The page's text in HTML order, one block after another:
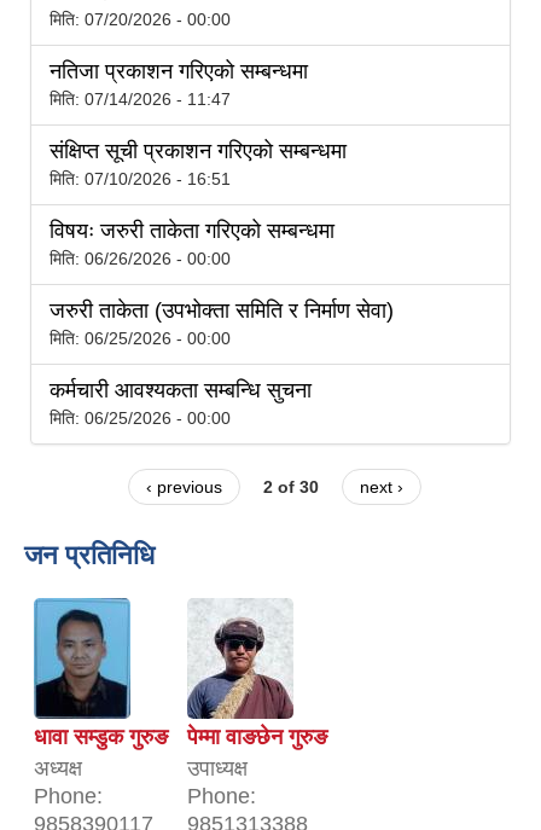
मिति: 07/20/2026 - 00:00
नतिजा प्रकाशन गरिएको सम्बन्धमा
मिति: 07/14/2026 - 11:47
संक्षिप्त सूची प्रकाशन गरिएको सम्बन्धमा
मिति: 07/10/2026 - 16:51
विषयः जरुरी ताकेता गरिएको सम्बन्धमा
मिति: 06/26/2026 - 00:00
जरुरी ताकेता (उपभोक्ता समिति र निर्माण सेवा)
मिति: 06/25/2026 - 00:00
कर्मचारी आवश्यकता सम्बन्धि सुचना
मिति: 06/25/2026 - 00:00
‹ previous 2 of 30 next ›
जन प्रतिनिधि
धावा सम्डुक गुरुङ
अध्यक्ष
Phone:
9858390117
पेम्मा वाङछेन गुरुङ
उपाध्यक्ष
Phone:
9851313388